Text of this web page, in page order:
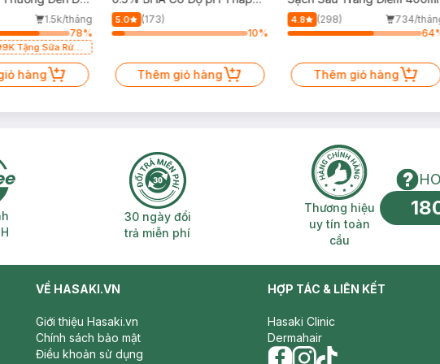
1.5k/tháng
78%
Tặng Sữa Rửa
(SL có hạn)
hàng
150ml
5.0
(173)
10%
Thêm giỏ hàng
4.8 (298)
734/
64
Thêm giỏ hàng
nhanh miễn phí 2H 30 ngày đổi trả miễn phí
30 ngày đổi
trả miễn phí
Thương hiệu uy
Thương hiệu
uy tín toàn
cầu
VỀ HASAKI.VN
Giới thiệu Hasaki.vn
Chính sách bảo mật
Điều khoản sử dụng
HỢP TÁC & LIÊN KẾT
Hasaki Clinic
Dermahair